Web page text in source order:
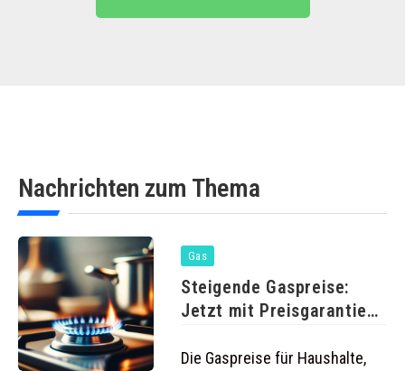
Nachrichten zum Thema
Gas
Steigende Gaspreise:
Jetzt mit Preisgarantie
Die Gaspreise für Haushalte,